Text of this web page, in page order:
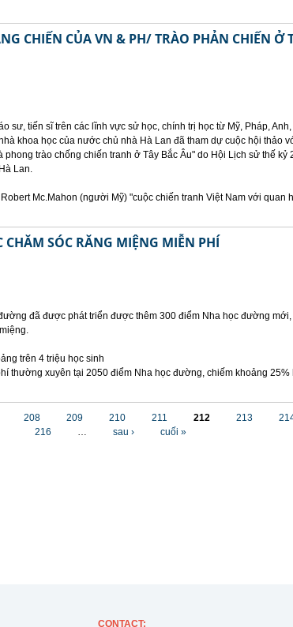
CHIẾN CỦA VN & PH/ TRÀO PHẢN CHIẾN Ở
sư, tiến sĩ trên các lĩnh vực sử học, chính trị học từ Mỹ, Pháp,
khoa học của nước chủ nhà Hà Lan đã tham dự cuộc hội thảo
phong trào chống chiến tranh ở Tây Bắc Âu" do Hội Lịch sử thế kỷ
Lan.
Mc.Mahon (người Mỹ) "cuộc chiến tranh Việt Nam với quan
CHĂM SÓC RĂNG MIỆNG MIỄN PHÍ
đã được phát triển được thêm 300 điểm Nha học đường mới,
trên 4 triệu học sinh
thường xuyên tại 2050 điểm Nha học đường, chiếm khoảng 25%
208 209 210 211 212 213
216
… sau › cuối »
CONTACT: